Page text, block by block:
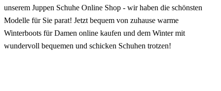
unserem Juppen Schuhe Online Shop - wir haben die schönsten
Modelle für Sie parat! Jetzt bequem von zuhause warme
Winterboots für Damen online kaufen und dem Winter mit
wundervoll bequemen und schicken Schuhen trotzen!